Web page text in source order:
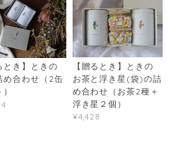
とき】ときの
め合わせ（2缶
【贈るとき】ときの
お茶と浮き星(袋)の詰
め合わせ（お茶2種＋
浮き星２個）
¥4,428